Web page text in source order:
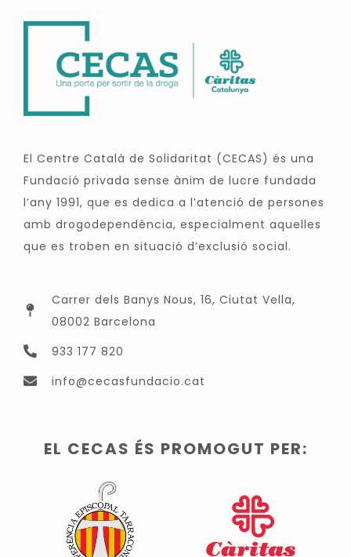
El Centre Català de Solidaritat (CECAS) és una
Fundació privada sense ànim de lucre fundada
l’any 1991, que es dedica a l’atenció de persones
amb drogodependència, especialment aquelles
que es troben en situació d’exclusió social.
Carrer dels Banys Nous, 16, Ciutat Vella,
08002 Barcelona
933 177 820
info@cecasfundacio.cat
EL CECAS ÉS PROMOGUT PER: